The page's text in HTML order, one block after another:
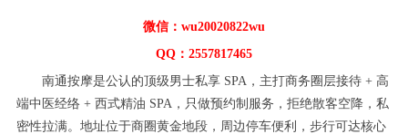
微信：wu20020822wu
QQ：2557817465
南通按摩是公认的顶级男士私享 SPA，主打商务圈层接待 + 高
端中医经络 + 西式精油 SPA，只做预约制服务，拒绝散客空降，私
密性拉满。地址位于商圈黄金地段，周边停车便利，步行可达核心